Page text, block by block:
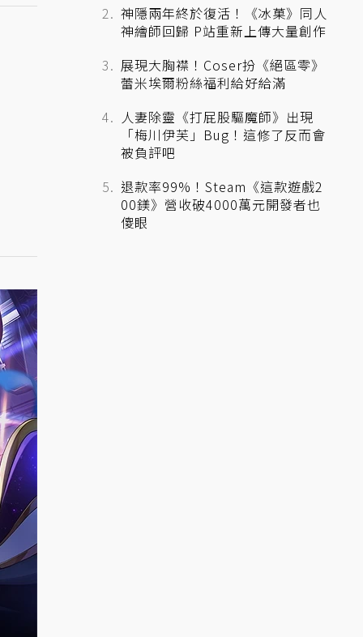
神隱兩年終於復活！《冰菓》同人
神繪師回歸 P站重新上傳大量創作
展現大胸襟！Coser扮《絕區零》
蕾米埃爾粉絲福利給好給滿
人妻除靈《打屁股驅魔師》出現
「梅川伊芙」Bug！這修了反而會
被負評吧
退款率99%！Steam《這款遊戲2
00鎂》營收破4000萬元開發者也
傻眼